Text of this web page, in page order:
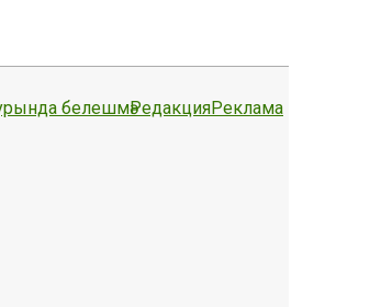
белешмәРедакцияРеклама